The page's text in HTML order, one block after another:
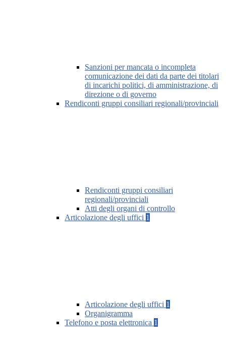
Sanzioni per mancata o incompleta
comunicazione dei dati da parte dei titolari
di incarichi politici, di amministrazione, di
direzione o di governo
Rendiconti gruppi consiliari regionali/provinciali
Rendiconti gruppi consiliari
regionali/provinciali
Atti degli organi di controllo
Articolazione degli uffici 1
Articolazione degli uffici 1
Organigramma
Telefono e posta elettronica 1